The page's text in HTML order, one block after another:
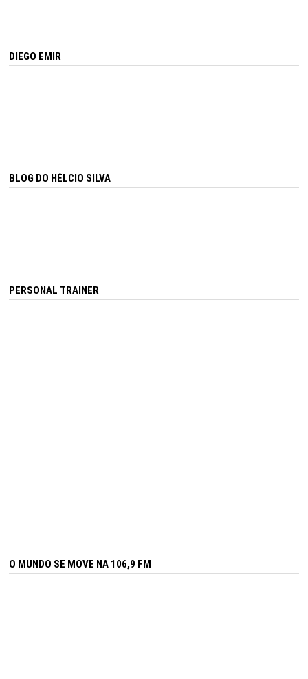
DIEGO EMIR
BLOG DO HÉLCIO SILVA
PERSONAL TRAINER
O MUNDO SE MOVE NA 106,9 FM